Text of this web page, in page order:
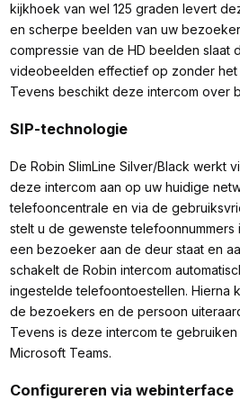
kijkhoek van wel 125 graden levert
en scherpe beelden van uw
compressie van de HD beelden slaat
videobeelden effectief op zonder het
Tevens beschikt deze intercom over
SIP-technologie
De Robin SlimLine Silver/Black werkt
deze intercom aan op uw huidige
telefooncentrale en via de
stelt u de gewenste telefoonnummers
een bezoeker aan de deur staat en
schakelt de Robin intercom
ingestelde telefoontoestellen. Hierna
de bezoekers en de persoon
Tevens is deze intercom te gebruiken
Microsoft Teams.
Configureren via webinterface